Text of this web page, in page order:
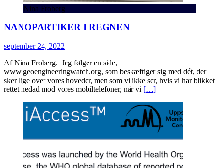
Nina Froberg
NANOPARTIKER I REGNEN
september 24, 2022
Af Nina Froberg. Jeg følger en side,
www.geoengineeringwatch.org, som beskæftiger sig med dét, der
sker lige over vores hoveder, men som vi ikke ser, hvis vi har blikket
rettet nedad mod vores mobiltelefoner, når vi […]